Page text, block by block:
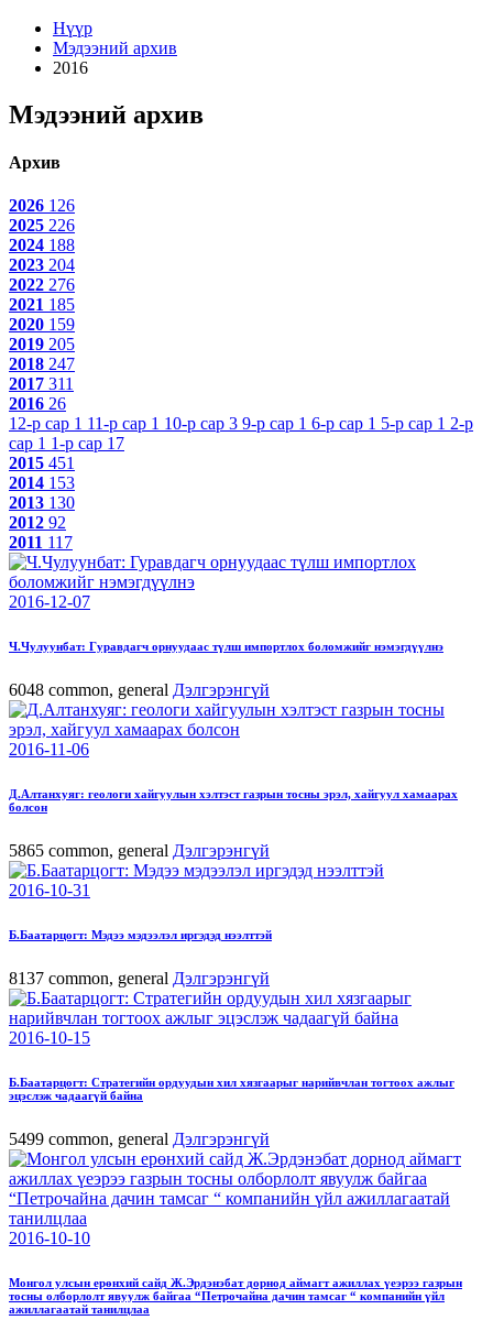
Нүүр
Мэдээний архив
2016
Мэдээний архив
Архив
2026 126
2025 226
2024 188
2023 204
2022 276
2021 185
2020 159
2019 205
2018 247
2017 311
2016 26
12-р сар 1 11-р сар 1 10-р сар 3 9-р сар 1 6-р сар 1 5-р сар 1 2-р
сар 1 1-р сар 17
2015 451
2014 153
2013 130
2012 92
2011 117
2016-12-07
Ч.Чулуунбат: Гуравдагч орнуудаас түлш импортлох боломжийг нэмэгдүүлнэ
6048 common, general Дэлгэрэнгүй
2016-11-06
Д.Алтанхуяг: геологи хайгуулын хэлтэст газрын тосны эрэл, хайгуул хамаарах
болсон
5865 common, general Дэлгэрэнгүй
2016-10-31
Б.Баатарцогт: Мэдээ мэдээлэл иргэдэд нээлттэй
8137 common, general Дэлгэрэнгүй
2016-10-15
Б.Баатарцогт: Стратегийн ордуудын хил хязгаарыг нарийвчлан тогтоох ажлыг
эцэслэж чадаагүй байна
5499 common, general Дэлгэрэнгүй
2016-10-10
Монгол улсын ерөнхий сайд Ж.Эрдэнэбат дорнод аймагт ажиллах үеэрээ газрын
тосны олборлолт явуулж байгаа “Петрочайна дачин тамсаг “ компанийн үйл
ажиллагаатай танилцлаа